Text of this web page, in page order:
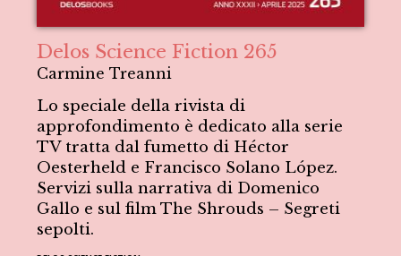
Delos Science Fiction 265
Carmine Treanni
Lo speciale della rivista di
approfondimento è dedicato alla serie
TV tratta dal fumetto di Héctor
Oesterheld e Francisco Solano López.
Servizi sulla narrativa di Domenico
Gallo e sul film The Shrouds – Segreti
sepolti.